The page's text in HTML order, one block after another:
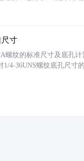
尺寸
螺纹的标准尺寸及底孔
1/4-36UNS螺纹底孔尺